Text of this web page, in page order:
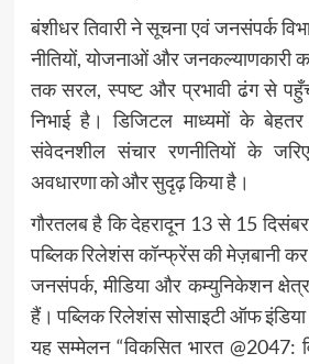
बंशीधर तिवारी ने सूचना एवं जनसंपर्क
नीतियों, योजनाओं और जनकल्याणकारी
तक सरल, स्पष्ट और प्रभावी ढंग से
निभाई है। डिजिटल माध्यमों के
संवेदनशील संचार रणनीतियों के
अवधारणा को और सुदृढ़ किया है।
गौरतलब है कि देहरादून 13 से 15
पब्लिक रिलेशंस कॉन्फ्रेंस की मेज़बानी
जनसंपर्क, मीडिया और कम्युनिकेशन
हैं। पब्लिक रिलेशंस सोसाइटी ऑफ इंडिया
यह सम्मेलन “विकसित भारत @2047: